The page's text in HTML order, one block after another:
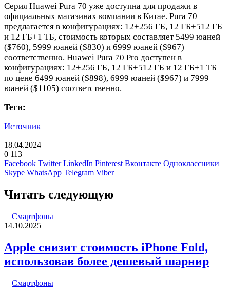
Серия Huawei Pura 70 уже доступна для продажи в
официальных магазинах компании в Китае. Pura 70
предлагается в конфигурациях: 12+256 ГБ, 12 ГБ+512 ГБ
и 12 ГБ+1 ТБ, стоимость которых составляет 5499 юаней
($760), 5999 юаней ($830) и 6999 юаней ($967)
соответственно. Huawei Pura 70 Pro доступен в
конфигурациях: 12+256 ГБ, 12 ГБ+512 ГБ и 12 ГБ+1 ТБ
по цене 6499 юаней ($898), 6999 юаней ($967) и 7999
юаней ($1105) соответственно.
Теги:
Источник
18.04.2024
0 113
Facebook Twitter LinkedIn Pinterest Вконтакте Одноклассники
Skype WhatsApp Telegram Viber
Читать следующую
Смартфоны
14.10.2025
Apple снизит стоимость iPhone Fold,
использовав более дешевый шарнир
Смартфоны